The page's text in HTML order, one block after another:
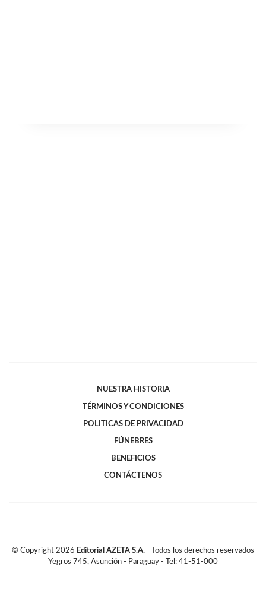
NUESTRA HISTORIA
TÉRMINOS Y CONDICIONES
POLITICAS DE PRIVACIDAD
FÚNEBRES
BENEFICIOS
CONTÁCTENOS
© Copyright 2026 Editorial AZETA S.A. - Todos los derechos reservados
Yegros 745, Asunción - Paraguay - Tel: 41-51-000